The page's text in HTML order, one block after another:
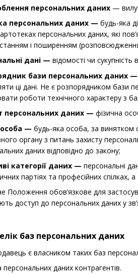
персональних даних —
персональних даних — будь-яка
персональних даних, які
і поширенням
дані — відомості чи
бази персональних даних —
ці дані. Не є розпорядником бази
роботи технічного характеру з
персональних даних — фізична
— будь-яка особа, за винятком
органу з питань захисту
даних відповідно до закону;
категорії даних — персональні
партіях та професійних
Положення обов’язкове для
доступ до персональних даних у
баз персональних даних
є власником таких баз
персональних даних контрагентів.